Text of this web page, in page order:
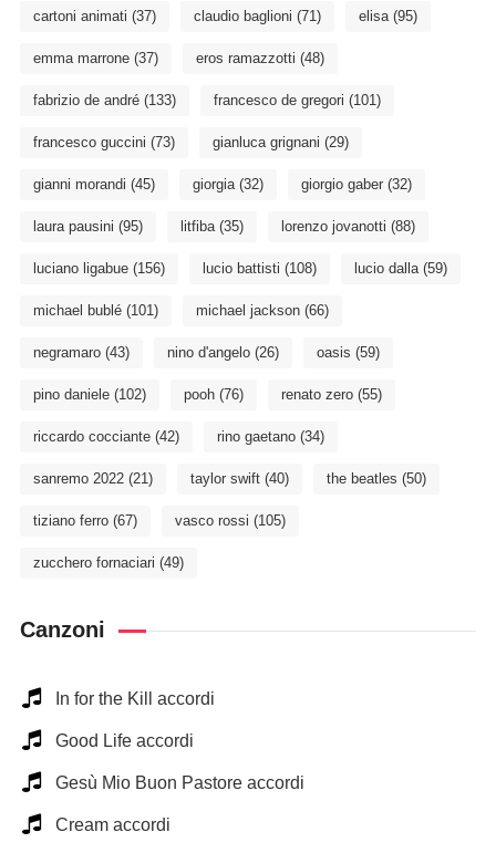
cartoni animati (37) claudio baglioni (71) elisa(95)
emma marrone(37) eros ramazzotti (48)
fabrizio de andré(133) francesco de gregori (101)
francesco guccini (73) gianluca grignani (29)
gianni morandi (45) giorgia(32) giorgio gaber(32)
laura pausini (95) litfiba(35) lorenzo jovanotti (88)
luciano ligabue(156) lucio battisti (108) lucio dalla(59)
michael bublé(101) michael jackson(66)
negramaro(43) nino d'angelo(26) oasis (59)
pino daniele(102) pooh(76) renato zero(55)
riccardo cocciante(42) rino gaetano(34)
sanremo 2022(21) taylor swift(40) the beatles (50)
tiziano ferro(67) vasco rossi (105)
zucchero fornaciari (49)
Canzoni
In for the Kill accordi
Good Life accordi
Gesù Mio Buon Pastore accordi
Cream accordi